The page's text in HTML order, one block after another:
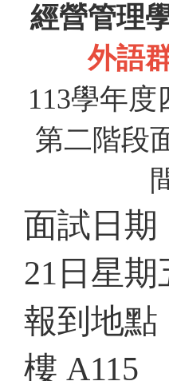
經營管理
外語
113學年度
第二階段
面試日期
21 日星期
報到地點
樓 A115